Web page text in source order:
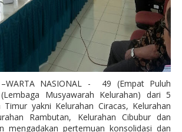
NASIONAL - 49 (Empat Puluh
Musyawarah Kelurahan) dari 5
Timur yakni Kelurahan Ciracas, Kelurahan
Rambutan, Kelurahan Cibubur dan
mengadakan pertemuan konsolidasi dan